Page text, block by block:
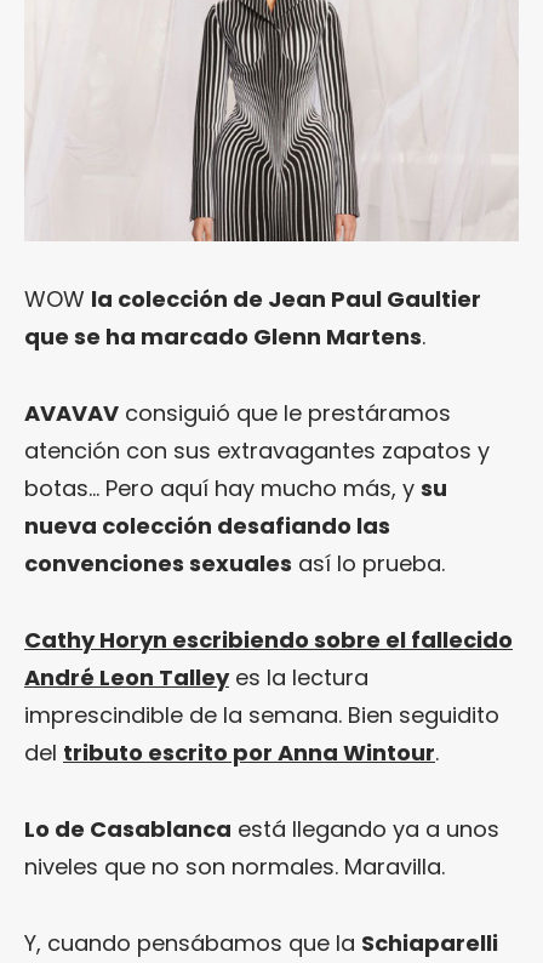
WOW la colección de Jean Paul Gaultier
que se ha marcado Glenn Martens.
AVAVAV consiguió que le prestáramos
atención con sus extravagantes zapatos y
botas… Pero aquí hay mucho más, y su
nueva colección desafiando las
convenciones sexuales así lo prueba.
Cathy Horyn escribiendo sobre el fallecido
André Leon Talleyes la lectura
imprescindible de la semana. Bien seguidito
del tributo escrito por Anna Wintour.
Lo de Casablanca está llegando ya a unos
niveles que no son normales. Maravilla.
Y, cuando pensábamos que la Schiaparelli